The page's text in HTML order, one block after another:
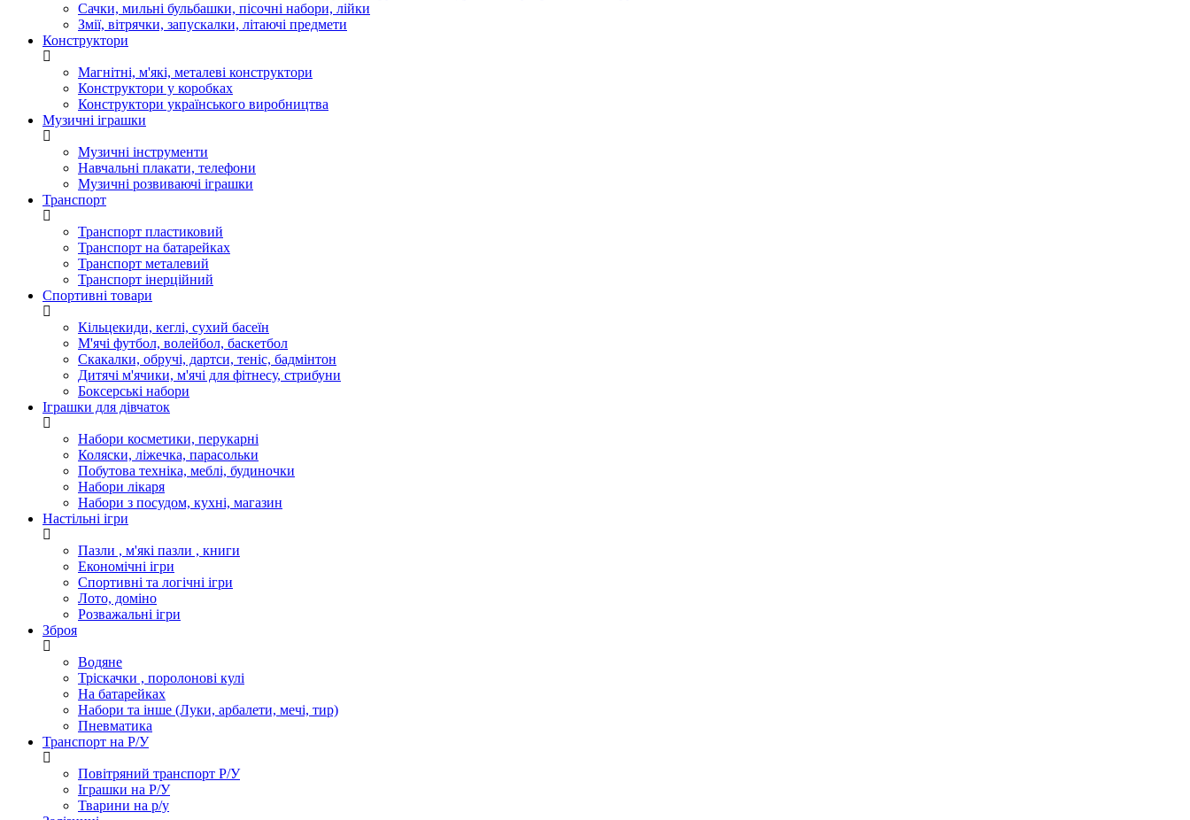
Сачки, мильні бульбашки, пісочні набори, лійки
Змії, вітрячки, запускалки, літаючі предмети
Конструктори
Магнітні, м'які, металеві конструктори
Конструктори у коробках
Конструктори українського виробництва
Музичні іграшки
Музичні інструменти
Навчальні плакати, телефони
Музичні розвиваючі іграшки
Транспорт
Транспорт пластиковий
Транспорт на батарейках
Транспорт металевий
Транспорт інерційний
Спортивні товари
Кільцекиди, кеглі, сухий басеїн
М'ячі футбол, волейбол, баскетбол
Скакалки, обручі, дартси, теніс, бадмінтон
Дитячі м'ячики, м'ячі для фітнесу, стрибуни
Боксерські набори
Іграшки для дівчаток
Набори косметики, перукарні
Коляски, ліжечка, парасольки
Побутова техніка, меблі, будиночки
Набори лікаря
Набори з посудом, кухні, магазин
Настільні ігри
Пазли , м'які пазли , книги
Економічні ігри
Спортивні та логічні ігри
Лото, доміно
Розважальні ігри
Зброя
Водяне
Тріскачки , поролонові кулі
На батарейках
Набори та інше (Луки, арбалети, мечі, тир)
Пневматика
Транспорт на Р/У
Повітряний транспорт Р/У
Іграшки на Р/У
Тварини на р/у